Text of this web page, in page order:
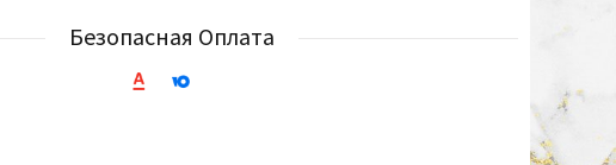
Безопасная Оплата